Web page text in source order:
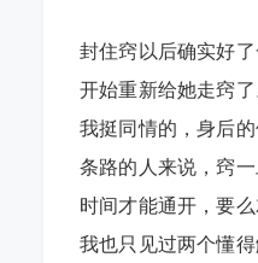
封住窍以后确实好
开始重新给她走窍
我挺同情的，身后
条路的人来说，窍
时间才能通开，要
我也只见过两个懂